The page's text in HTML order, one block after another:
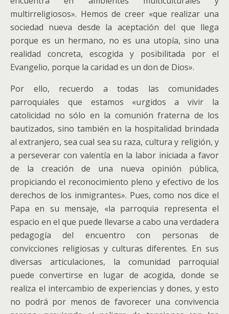
multirreligiosos». Hemos de creer «que realizar una
sociedad nueva desde la aceptación del que llega
porque es un hermano, no es una utopía, sino una
realidad concreta, escogida y posibilitada por el
Evangelio, porque la caridad es un don de Dios».
Por ello, recuerdo a todas las comunidades
parroquiales que estamos «urgidos a vivir la
catolicidad no sólo en la comunión fraterna de los
bautizados, sino también en la hospitalidad brindada
al extranjero, sea cual sea su raza, cultura y religión, y
a perseverar con valentía en la labor iniciada a favor
de la creación de una nueva opinión pública,
propiciando el reconocimiento pleno y efectivo de los
derechos de los inmigrantes». Pues, como nos dice el
Papa en su mensaje, «la parroquia representa el
espacio en el que puede llevarse a cabo una verdadera
pedagogía del encuentro con personas de
convicciones religiosas y culturas diferentes. En sus
diversas articulaciones, la comunidad parroquial
puede convertirse en lugar de acogida, donde se
realiza el intercambio de experiencias y dones, y esto
no podrá por menos de favorecer una convivencia